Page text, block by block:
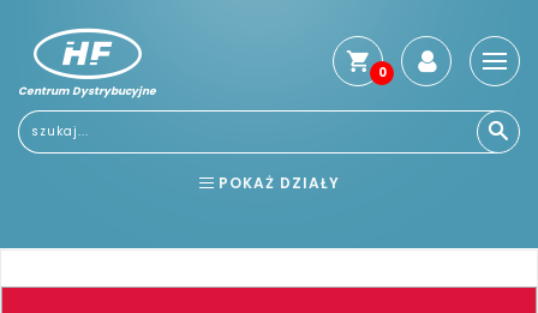
Centrum Dystrybucyjne
0
POKAŻ DZIAŁY
NARZĘDZIA SPAWALNICTWO